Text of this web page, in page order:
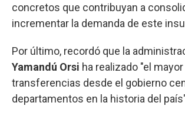
concretos que contribuyan a
incrementar la demanda de este
Por último, recordó que la
Yamandú Orsi ha realizado "el
transferencias desde el gobierno
departamentos en la historia del